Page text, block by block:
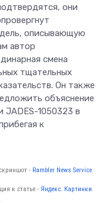
они
описывающую
автор
смена
тщательных
Он также
объяснение
JADES-1050323 в
к
- Rambler News Service.
к статье - Яндекс. Картинки.